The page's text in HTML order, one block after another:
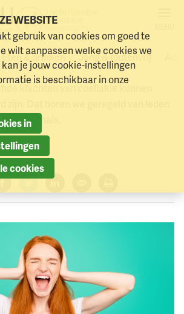
Eten & drinken Jong & glutenvrij
klachten bij
klachten van coeliakie kunnen
zijn. Dat horen we geregeld van leden
Facebook
TwitterLinkedInVerzenden
Printen
WEBSITE
gebruik van cookies om goed te
wilt aanpassen welke cookies we
je jouw cookie-instellingen
is beschikbaar in onze
in
cookies